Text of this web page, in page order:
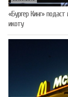
«Бургер Кинг»
икоту